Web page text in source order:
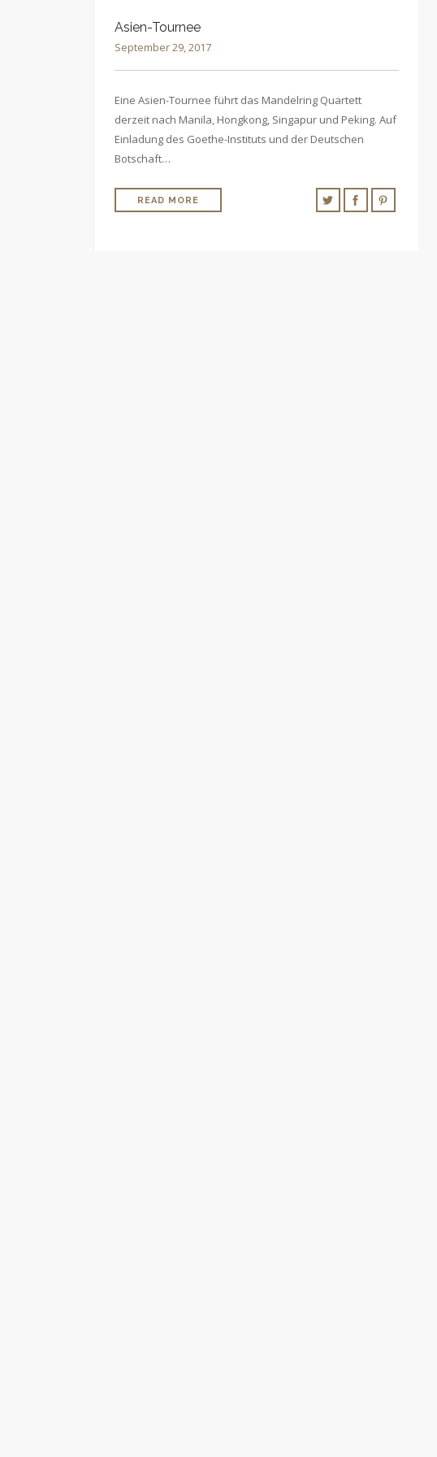
Asien-Tournee
September 29, 2017
Eine Asien-Tournee führt das Mandelring Quartett
derzeit nach Manila, Hongkong, Singapur und Peking. Auf
Einladung des Goethe-Instituts und der Deutschen
Botschaft…
READ MORE